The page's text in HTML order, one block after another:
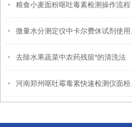
粮食小麦面粉呕吐毒素检测操作流程
去除水果蔬菜中农药残留*的清洗法